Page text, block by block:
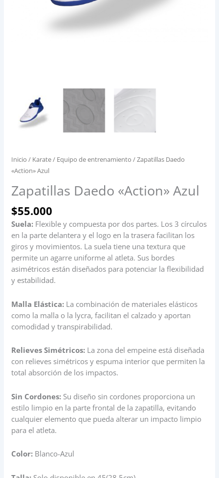
Inicio / Karate/ Equipo de entrenamiento / Zapatillas Daedo
«Action» Azul
Zapatillas Daedo «Action» Azul
$55.000
Suela:Flexible y compuesta por dos partes. Los 3 círculos
en la parte delantera y el logo en la trasera facilitan los
giros y movimientos. La suela tiene una textura que
permite un agarre uniforme al atleta. Sus bordes
asimétricos están diseñados para potenciar la flexibilidad
y estabilidad.
Malla Elástica:La combinación de materiales elásticos
como la malla o la lycra, facilitan el calzado y aportan
comodidad y transpirabilidad.
Relieves Simétricos:La zona del empeine está diseñada
con relieves simétricos y espuma interior que permiten la
total absorción de los impactos.
Sin Cordones:Su diseño sin cordones proporciona un
estilo limpio en la parte frontal de la zapatilla, evitando
cualquier elemento que pueda alterar un impacto limpio
para el atleta.
Color: Blanco-Azul